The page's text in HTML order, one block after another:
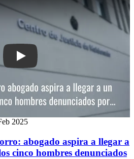
Play: Caso Milagros Chamorro:
2025
abogado aspira a llegar a
cinco hombres denunciados